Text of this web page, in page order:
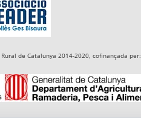
de Catalunya 2014-2020, cofinançada per: